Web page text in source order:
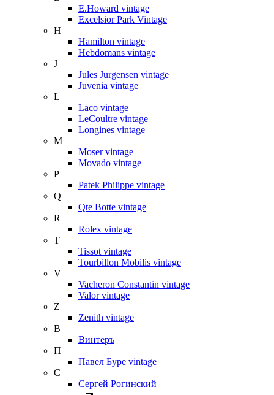
E.Howard vintage
Excelsior Park Vintage
H
Hamilton vintage
Hebdomans vintage
J
Jules Jurgensen vintage
Juvenia vintage
L
Laco vintage
LeCoultre vintage
Longines vintage
M
Moser vintage
Movado vintage
P
Patek Philippe vintage
Q
Qte Botte vintage
R
Rolex vintage
T
Tissot vintage
Tourbillon Mobilis vintage
V
Vacheron Constantin vintage
Valor vintage
Z
Zenith vintage
В
Винтеръ
П
Павел Буре vintage
С
Сергей Рогинский